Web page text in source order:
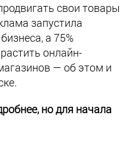
свои товары
запустила
а 75%
онлайн-
— об этом и
но для начала